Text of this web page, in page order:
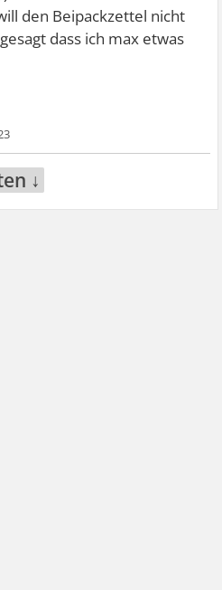
den Beipackzettel nicht
dass ich max etwas
↓